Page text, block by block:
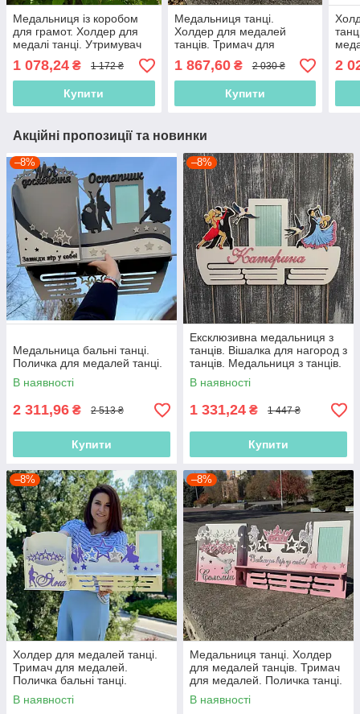
Медальниця із коробом
для грамот. Холдер для
медалі танці. Утримувач
1 078,24 ₴ 1 172 ₴
Купити
Медальниця танці.
Холдер для медалей
танців. Тримач для
медалей. Поличка танці.
Медальниця для танців з
імям дитини
1 867,60₴ 2 030 ₴
Купити
2
Акційні пропозиції та новинки
–8%
Медальница бальні танці.
Поличка для медалей танці.
В наявності
2 311,96 ₴ 2 513 ₴
Купити
–8%
Ексклюзивна медальниця з
танців. Вішалка для нагород з
танців. Медальниця з танців.
Холдер для медалей з танців
В наявності
1 331,24 ₴ 1 447 ₴
Купити
–8%
Холдер для медалей танці.
Тримач для медалей.
Поличка бальні танці.
Медальниця для дівчат
В наявності
–8%
Медальниця танці. Холдер
для медалей танців. Тримач
для медалей. Поличка танці.
Медальниця для танців з
імям дитини
В наявності